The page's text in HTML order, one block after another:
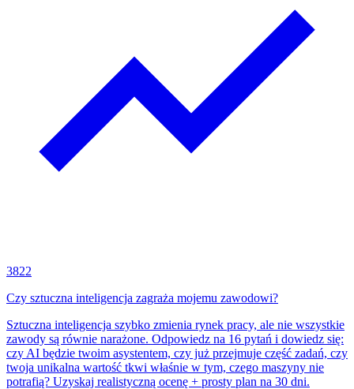
3822
Czy sztuczna inteligencja zagraża mojemu zawodowi?
Sztuczna inteligencja szybko zmienia rynek pracy, ale nie wszystkie
zawody są równie narażone. Odpowiedz na 16 pytań i dowiedz się:
czy AI będzie twoim asystentem, czy już przejmuje część zadań, czy
twoja unikalna wartość tkwi właśnie w tym, czego maszyny nie
potrafią? Uzyskaj realistyczną ocenę + prosty plan na 30 dni.